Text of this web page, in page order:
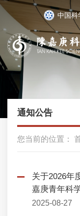
中国科
通知公告
您当前的位置：
关于2026年
嘉庚青年科
2025-08-27